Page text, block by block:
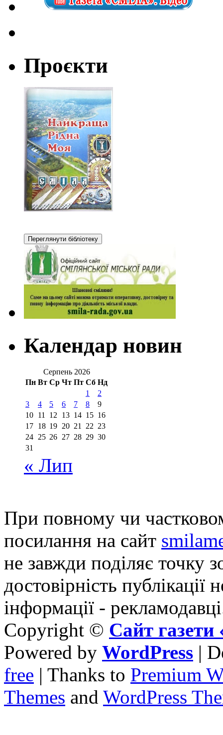
Проєкти
Календар новин
Серпень 2026
Пн Вт Ср Чт Пт Сб Нд
1
2
3
4 5 6 7 8
9
10 11 12 13 14 15 16
17 18 19 20 21 22 23
24 25 26 27 28 29 30
31
« Лип
При повному чи
посилання на сайт
не завжди поділяє точку
достовірність публікації
інформації -
Copyright © Сайт
Powered by WordPress |
free | Thanks to Premium
Themes and WordPress